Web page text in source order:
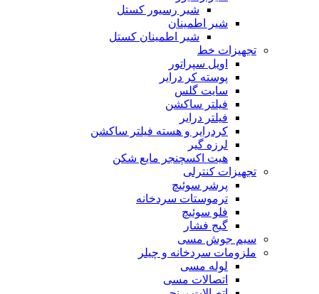
شیر رسیور کستل
شیر اطمینان
شیر اطمینان کستل
تجهیزات خط
اویل سپراتور
پوسته کر درایر
سایت گلس
فیلتر ساکشن
فیلتر درایر
کردرایر و هسته فیلتر ساکشن
لرزه گیر
هیت اکسچنجر مایع شکن
تجهیزات کنترلی
پرشر سوئیچ
ترموستات سردخانه
فلو سوئیچ
گیج فشار
سیم جوش مسی
ملزومات سردخانه و چیلر
لوله مسی
اتصالات مسی